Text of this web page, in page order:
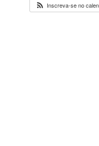
Inscreva-se no